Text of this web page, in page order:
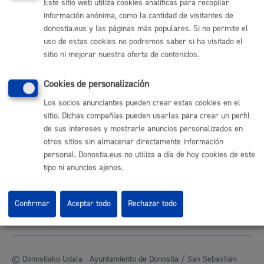
Mapas - GeoDonostia
Sala de prensa
Mapa web
Otras páginas web corporativas
Donostia Kirola
Donostia Kultura
Donostia Turismo
Fomento de San Sebastián
© Donostiako Udala - Ayuntamiento de Donostia / San Sebastián
Este sitio web utiliza cookies analíticas para recopilar
información anónima, como la cantidad de visitantes de
donostia.eus y las páginas más populares. Si no permite el
uso de estas cookies no podremos saber si ha visitado el
sitio ni mejorar nuestra oferta de contenidos.
Cookies de personalización
Los socios anunciantes pueden crear estas cookies en el
sitio. Dichas compañías pueden usarlas para crear un perfil
de sus intereses y mostrarle anuncios personalizados en
otros sitios sin almacenar directamente información
personal. Donostia.eus no utiliza a día de hoy cookies de este
tipo ni anuncios ajenos.
Rechazar todo
Confirmar Aceptar todo